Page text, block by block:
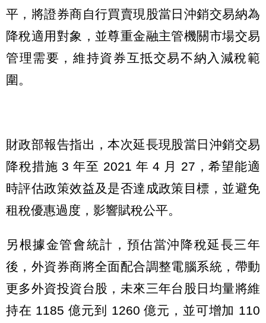
平，將證券商自行買賣現股當日沖銷交易納為
降稅適用對象，並尊重金融主管機關市場交易
管理需要，維持資券互抵交易不納入減稅範
圍。
財政部報告指出，本次延長現股當日沖銷交易
降稅措施 3 年至 2021 年 4 月 27，希望能適
時評估政策效益及是否達成政策目標，並避免
租稅優惠過度，影響賦稅公平。
另根據金管會統計，預估當沖降稅延長三年
後，外資券商將全面配合調整電腦系統，帶動
更多外資投資台股，未來三年台股日均量將維
持在 1185 億元到 1260 億元，並可增加 110